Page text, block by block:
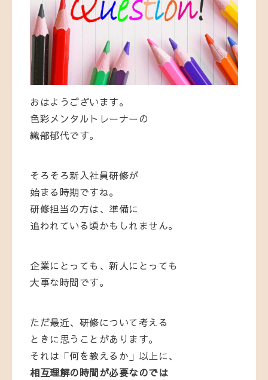
おはようございます。
色彩メンタルトレーナーの
織部郁代です。
そろそろ新入社員研修が
始まる 時期ですね。
研修担当の方は、 準備に
追われている頃かも しれ ません。
企業に とっても、 新人に とっても
大事な時間です。
ただ最近、 研修について考える
とき に 思う こと があり ます。
それは「何を教える か」 以上に、
相互理解の時間が必要なのでは